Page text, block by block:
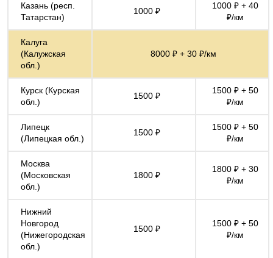
Казань (респ.
Татарстан)
1000 ₽
1000 ₽ + 40
₽/км
Калуга
(Калужская
обл.)
8000 ₽ + 30 ₽/км
Курск (Курская
обл.)
1500 ₽
1500 ₽ + 50
₽/км
Липецк
(Липецкая обл.)
1500 ₽
1500 ₽ + 50
₽/км
Москва
(Московская
обл.)
1800 ₽
1800 ₽ + 30
₽/км
Нижний
Новгород
(Нижегородская
обл.)
1500 ₽
1500 ₽ + 50
₽/км